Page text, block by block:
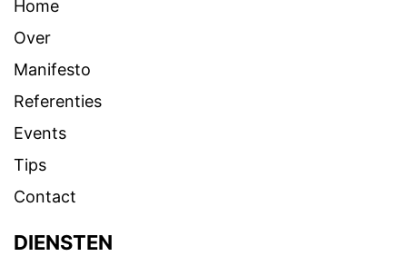
Home
Over
Manifesto
Referenties
Events
Tips
Contact
DIENSTEN